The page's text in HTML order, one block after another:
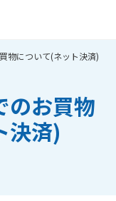
物について(ネット決済)
のお買物
決済)